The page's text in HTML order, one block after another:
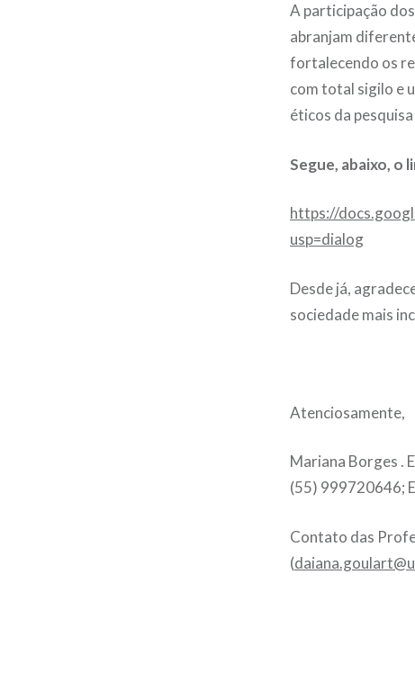
A participação
abranjam
fortalecendo os
com total sigilo e
éticos da
Segue, abaixo, o
https://
usp=dialog
Desde já,
sociedade mais
Atenciosamente,
Mariana Borges .
(55) 999720646;
Contato das
(